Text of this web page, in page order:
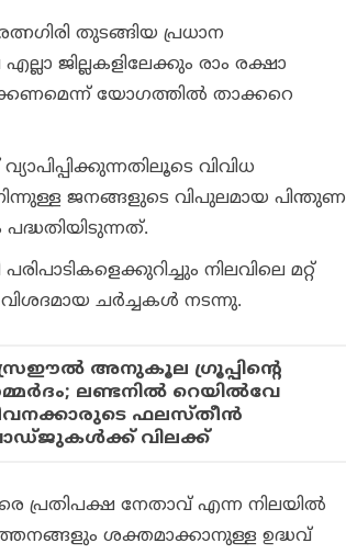
തുടങ്ങിയ പ്രധാന
ജില്ലകളിലേക്കും രാം രക്ഷാ
യോഗത്തില്‍ താക്കറെ
വിവിധ
ജനങ്ങളുടെ വിപുലമായ പിന്തുണ
നിലവിലെ മറ്റ്
ചര്‍ച്ചകള്‍ നടന്നു.
അനുകൂല ഗ്രൂപ്പിന്റെ
ലണ്ടനില്‍ റെയില്‍വേ
ഫലസ്തീന്‍
വിലക്ക്
പ്രതിപക്ഷ നേതാവ് എന്ന നിലയില്‍
ശക്തമാക്കാനുള്ള ഉദ്ധവ്